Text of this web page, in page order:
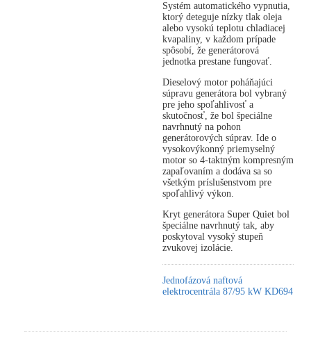
Systém automatického vypnutia,
ktorý deteguje nízky tlak oleja
alebo vysokú teplotu chladiacej
kvapaliny, v každom prípade
spôsobí, že generátorová
jednotka prestane fungovať.
Dieselový motor poháňajúci
súpravu generátora bol vybraný
pre jeho spoľahlivosť a
skutočnosť, že bol špeciálne
navrhnutý na pohon
generátorových súprav. Ide o
vysokovýkonný priemyselný
motor so 4-taktným kompresným
zapaľovaním a dodáva sa so
všetkým príslušenstvom pre
spoľahlivý výkon.
Kryt generátora Super Quiet bol
špeciálne navrhnutý tak, aby
poskytoval vysoký stupeň
zvukovej izolácie.
Jednofázová naftová
elektrocentrála 87/95 kW KD694